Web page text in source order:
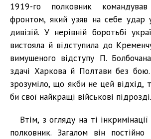
1919-го полковник
фронтом, який узяв на себе удар
дивізій. У нерівній боротьбі
вистояла й відступила до
вимушеного відступу П.
здачі Харкова й Полтави без
зрозуміло, що якби не цей відхід,
би свої найкращі військові
Втім, з огляду на ті
полковник. Загалом він